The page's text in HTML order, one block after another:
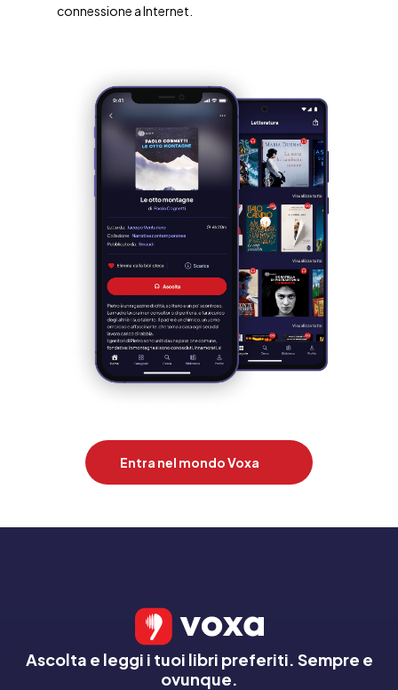
connessione a Internet.
Entra nel mondo Voxa
Ascolta e leggi i tuoi libri preferiti. Sempre e
ovunque.